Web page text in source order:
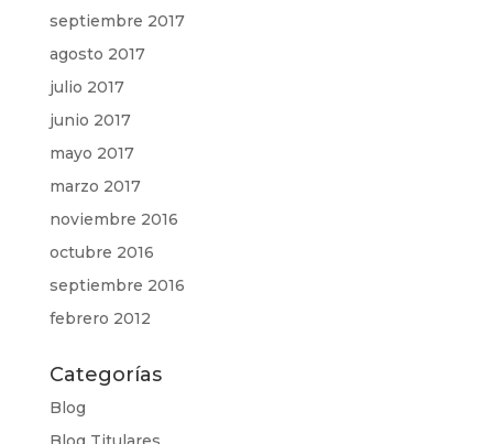
septiembre 2017
agosto 2017
julio 2017
junio 2017
mayo 2017
marzo 2017
noviembre 2016
octubre 2016
septiembre 2016
febrero 2012
Categorías
Blog